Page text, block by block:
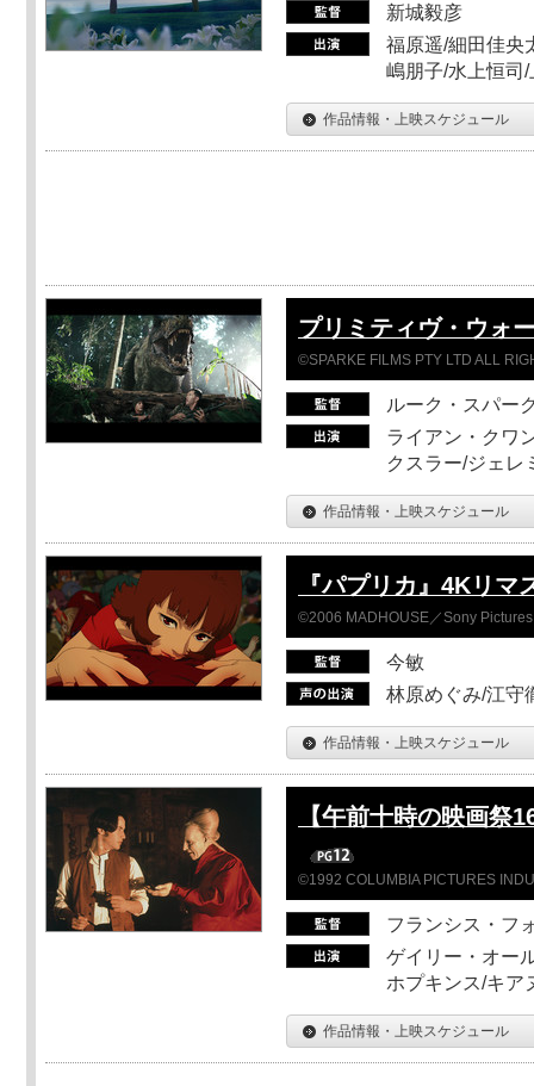
新城毅彦
福原遥/細田佳央
嶋朋子/水上恒司
作品情報・上映スケジュール
プリミティヴ・ウォ
©SPARKE FILMS PTY LTD ALL
ルーク・スパー
ライアン・クワ
クスラー/ジェレ
作品情報・上映スケジュール
『パプリカ』4Kリマ
©2006 MADHOUSE／Sony
今敏
林原めぐみ/江守
作品情報・上映スケジュール
【午前十時の映画祭
©1992 COLUMBIA PICTURES
フランシス・フ
ゲイリー・オー
ホプキンス/キア
作品情報・上映スケジュール